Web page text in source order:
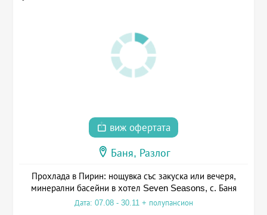
виж офертата
Баня, Разлог
Прохлада в Пирин: нощувка със закуска или вечеря,
минерални басейни в хотел Seven Seasons, с. Баня
Дата: 07.08 - 30.11 + полупансион